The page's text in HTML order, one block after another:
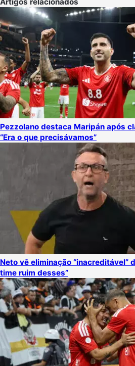
Pezzolano destaca Maripán após
“Era o que precisávamos”
Neto vê eliminação “inacreditável”
time ruim desses”